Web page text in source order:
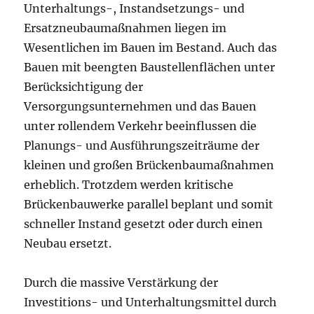
Unterhaltungs-, Instandsetzungs- und
Ersatzneubaumaßnahmen liegen im
Wesentlichen im Bauen im Bestand. Auch das
Bauen mit beengten Baustellenflächen unter
Berücksichtigung der
Versorgungsunternehmen und das Bauen
unter rollendem Verkehr beeinflussen die
Planungs- und Ausführungszeiträume der
kleinen und großen Brückenbaumaßnahmen
erheblich. Trotzdem werden kritische
Brückenbauwerke parallel beplant und somit
schneller Instand gesetzt oder durch einen
Neubau ersetzt.
Durch die massive Verstärkung der
Investitions- und Unterhaltungsmittel durch